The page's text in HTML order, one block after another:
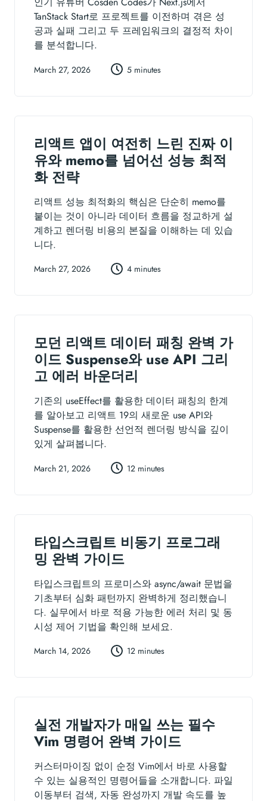
TanStack Start로 프로젝트를 이전하며 겪은 성
공과 실패 그리고 두 프레임워크의 결정적 차이
를 분석합니다.
March 27, 2026 5 minutes
리액트 앱이 여전히 느린 진짜 이
유와 memo를 넘어선 성능 최적
화 전략
리액트 성능 최적화의 핵심은 단순히 memo를
붙이는 것이 아니라 데이터 흐름을 정교하게 설
계하고 렌더링 비용의 본질을 이해하는 데 있습
니다.
March 27, 2026 4 minutes
모던 리액트 데이터 패칭 완벽 가
이드 Suspense와 use API 그리
고 에러 바운더리
기존의 useEffect를 활용한 데이터 패칭의 한계
를 알아보고 리액트 19의 새로운 use API와
Suspense를 활용한 선언적 렌더링 방식을 깊이
있게 살펴봅니다.
March 21, 2026 12 minutes
타입스크립트 비동기 프로그래
밍 완벽 가이드
타입스크립트의 프로미스와 async/await 문법을
기초부터 심화 패턴까지 완벽하게 정리했습니
다. 실무에서 바로 적용 가능한 에러 처리 및 동
시성 제어 기법을 확인해 보세요.
March 14, 2026 12 minutes
실전 개발자가 매일 쓰는 필수
Vim 명령어 완벽 가이드
커스터마이징 없이 순정 Vim에서 바로 사용할
수 있는 실용적인 명령어들을 소개합니다. 파일
이동부터 검색, 자동 완성까지 개발 속도를 높